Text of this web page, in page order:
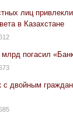
лиц привлекли
в Казахстане
погасил
двойным